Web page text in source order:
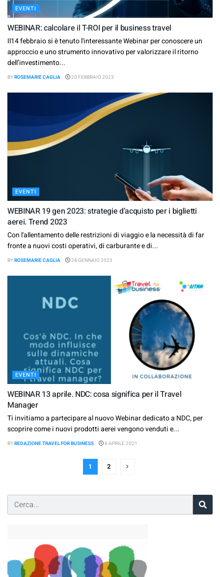
EVENTI
WEBINAR: calcolare il T-ROI per il business travel
Il14 febbraio si è tenuto l'interessante Webinar per conoscere un
approccio e uno strumento innovativo per valorizzare il ritorno
dell’investimento...
BYROSEMARIE CAGLIA 20 FEBBRAIO 2023
EVENTI
WEBINAR 19 gen 2023: strategie d’acquisto per i biglietti
aerei. Trend 2023
Con l'allentamento delle restrizioni di viaggio e la necessità di far
fronte a nuovi costi operativi, di carburante e di...
BYROSEMARIE CAGLIA 24 GENNAIO 2023
EVENTI
WEBINAR 13 aprile. NDC: cosa significa per il Travel
Manager
Ti invitiamo a partecipare al nuovo Webinar dedicato a NDC, per
scoprire come i nuovi prodotti aerei vengono venduti e...
BYREDAZIONE TRAVEL FOR BUSINESS 6 APRILE 2021
1 2